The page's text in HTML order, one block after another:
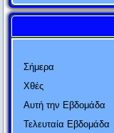
Σήμερα
Χθές
Αυτή την Εβδομάδα
Τελευταία Εβδομάδα